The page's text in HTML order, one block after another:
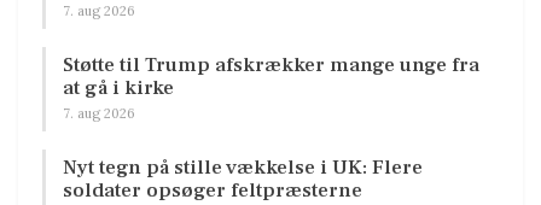
7. aug 2026
Støtte til Trump afskrækker mange unge fra
at gå i kirke
7. aug 2026
Nyt tegn på stille vækkelse i UK: Flere
soldater opsøger feltpræsterne